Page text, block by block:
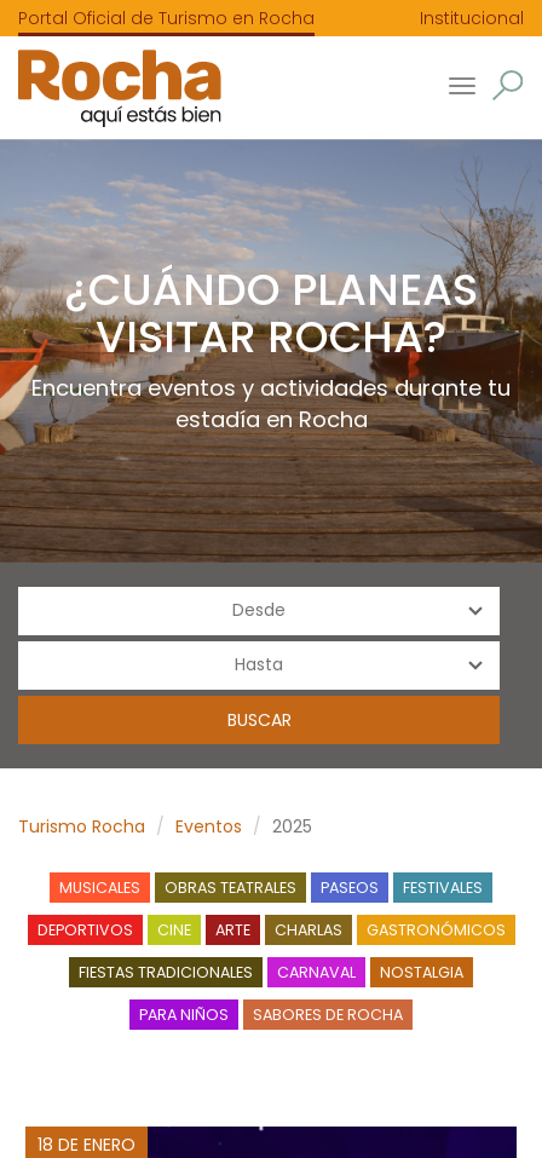
Portal Oficial de Turismo en Rocha Institucional
Toggle
¿CUÁNDO PLANEAS
VISITAR ROCHA?
Encuentra eventos y actividades durante tu
estadía en Rocha
Turismo Rocha Eventos 2025
MUSICALES OBRAS TEATRALES PASEOS FESTIVALES
DEPORTIVOS CINE ARTE CHARLAS GASTRONÓMICOS
FIESTAS TRADICIONALES CARNAVAL NOSTALGIA
PARA NIÑOS SABORES DE ROCHA
18 DE ENERO